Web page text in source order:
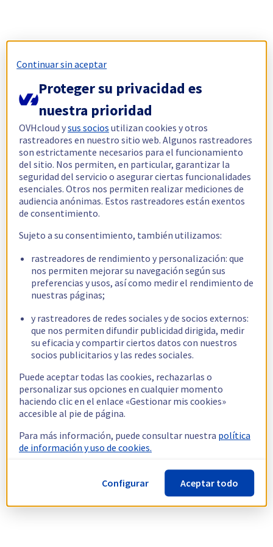
Continuar sin aceptar
Proteger su privacidad es
nuestra prioridad
OVHcloud ysus socios utilizan cookies y otros
rastreadores en nuestro sitio web. Algunos rastreadores
son estrictamente necesarios para el funcionamiento
del sitio. Nos permiten, en particular, garantizar la
seguridad del servicio o asegurar ciertas funcionalidades
esenciales. Otros nos permiten realizar mediciones de
audiencia anónimas. Estos rastreadores están exentos
de consentimiento.
Sujeto a su consentimiento, también utilizamos:
rastreadores de rendimiento y personalización: que
nos permiten mejorar su navegación según sus
preferencias y usos, así como medir el rendimiento de
nuestras páginas;
y rastreadores de redes sociales y de socios externos:
que nos permiten difundir publicidad dirigida, medir
su eficacia y compartir ciertos datos con nuestros
socios publicitarios y las redes sociales.
Puede aceptar todas las cookies, rechazarlas o
personalizar sus opciones en cualquier momento
haciendo clic en el enlace «Gestionar mis cookies»
accesible al pie de página.
Para más información, puede consultar nuestra política
de información y uso de cookies.
Configurar Aceptar todo